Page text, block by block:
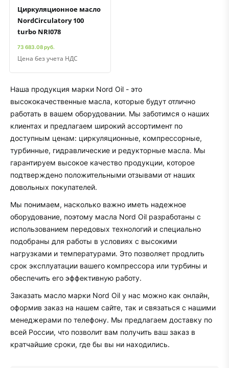
Циркуляционное масло
NordCirculatory 100
turbo NRI078
73 683.08 руб.
Цена без учета НДС
Наша продукция марки Nord Оil - это
высококачественные масла, которые будут отлично
работать в вашем оборудовании. Мы заботимся о наших
клиентах и предлагаем широкий ассортимент по
доступным ценам: циркуляционные, компрессорные,
турбинные, гидравлические и редукторные масла. Мы
гарантируем высокое качество продукции, которое
подтверждено положительными отзывами от наших
довольных покупателей.
Мы понимаем, насколько важно иметь надежное
оборудование, поэтому масла Nord Oil разработаны с
использованием передовых технологий и специально
подобраны для работы в условиях с высокими
нагрузками и температурами. Это позволяет продлить
срок эксплуатации вашего компрессора или турбины и
обеспечить его эффективную работу.
Заказать масло марки Nord Oil у нас можно как онлайн,
оформив заказ на нашем сайте, так и связаться с нашими
менеджерами по телефону. Мы предлагаем доставку по
всей России, что позволит вам получить ваш заказ в
кратчайшие сроки, где бы вы ни находились.